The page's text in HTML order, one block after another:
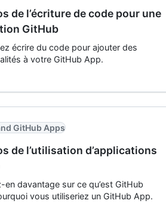
de l’écriture de code pour une
GitHub
écrire du code pour ajouter des
à votre GitHub App.
GitHub Apps
de l’utilisation d’applications
en davantage sur ce qu’est GitHub
vous utiliseriez un GitHub App.